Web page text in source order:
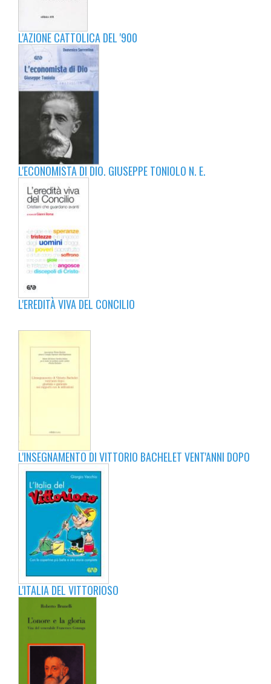
L'AZIONE CATTOLICA DEL '900
L'ECONOMISTA DI DIO. GIUSEPPE TONIOLO N. E.
L'EREDITÀ VIVA DEL CONCILIO
L'INSEGNAMENTO DI VITTORIO BACHELET VENT'ANNI DOPO
L'ITALIA DEL VITTORIOSO